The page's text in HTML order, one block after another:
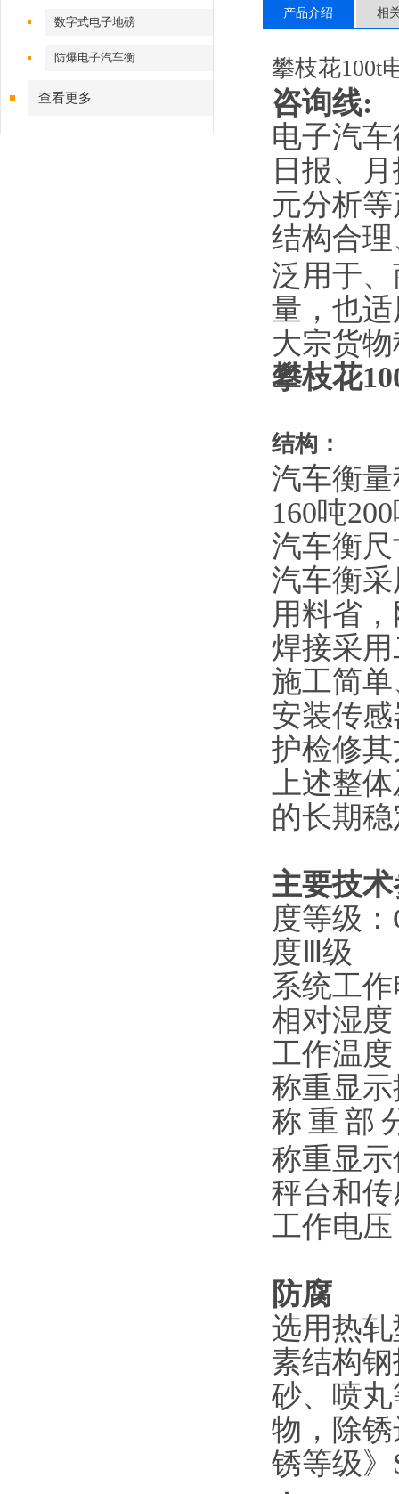
数字式电子地磅
防爆电子汽车衡
查看更多
产品介绍 相
攀枝花100t
咨询线:
电子汽
日报、
元分析
结构合
泛用于
量，也
大宗货
攀枝花
结构：
汽车衡
160吨
汽车衡
汽车衡
用料省
焊接采
施工简
安装传
护检修
上述整
的长期
主要技
度等级：
度Ⅲ级
系统工
相对湿
工作温
称重显
称 重 部
称重显
秤台和
工作电
防腐
选用热
素结构
砂、喷
物，除
锈等级